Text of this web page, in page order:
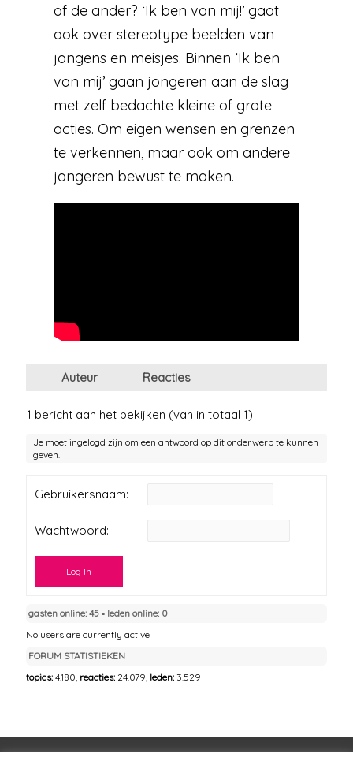
of de ander? ‘Ik ben van mij!’ gaat
ook over stereotype beelden van
jongens en meisjes. Binnen ‘Ik ben
van mij’ gaan jongeren aan de slag
met zelf bedachte kleine of grote
acties. Om eigen wensen en grenzen
te verkennen, maar ook om andere
jongeren bewust te maken.
Auteur Reacties
1 bericht aan het bekijken (van in totaal 1)
Je moet ingelogd zijn om een antwoord op dit onderwerp te kunnen
geven.
Gebruikersnaam:
Wachtwoord:
Log In
gasten online: 45 ▪︎ leden online: 0
No users are currently active
FORUM STATISTIEKEN
topics:4.180, reacties: 24.079, leden: 3.529